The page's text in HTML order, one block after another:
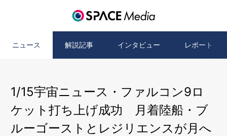
ニュース 解説記事 インタビュー レポート
1/15宇宙ニュース・ファルコン9ロ
ケット打ち上げ成功 月着陸船・ブ
ルーゴーストとレジリエンスが月へ